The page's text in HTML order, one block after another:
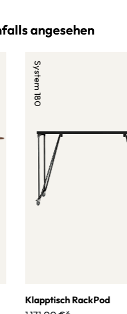
angesehen
System 180
Klapptisch RackPod